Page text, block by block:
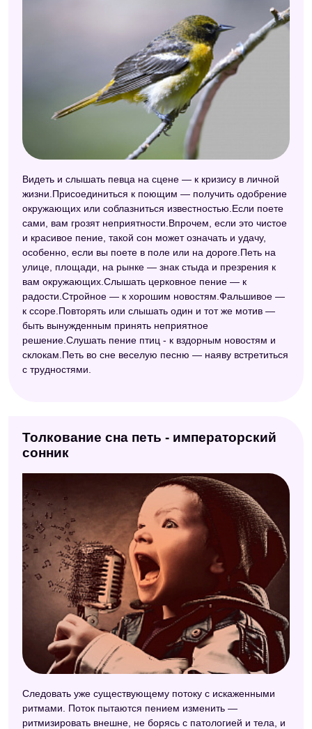
Видеть и слышать певца на сцене — к кризису в личной
жизни.Присоединиться к поющим — получить одобрение
окружающих или соблазниться известностью.Если поете
сами, вам грозят неприятности.Впрочем, если это чистое
и красивое пение, такой сон может означать и удачу,
особенно, если вы поете в поле или на дороге.Петь на
улице, площади, на рынке — знак стыда и презрения к
вам окружающих.Слышать церковное пение — к
радости.Стройное — к хорошим новостям.Фальшивое —
к ссоре.Повторять или слышать один и тот же мотив —
быть вынужденным принять неприятное
решение.Слушать пение птиц - к вздорным новостям и
склокам.Петь во сне веселую песню — наяву встретиться
с трудностями.
Толкование сна петь - императорский
сонник
Следовать уже существующему потоку с искаженными
ритмами. Поток пытаются пением изменить —
ритмизировать внешне, не борясь с патологией и тела, и